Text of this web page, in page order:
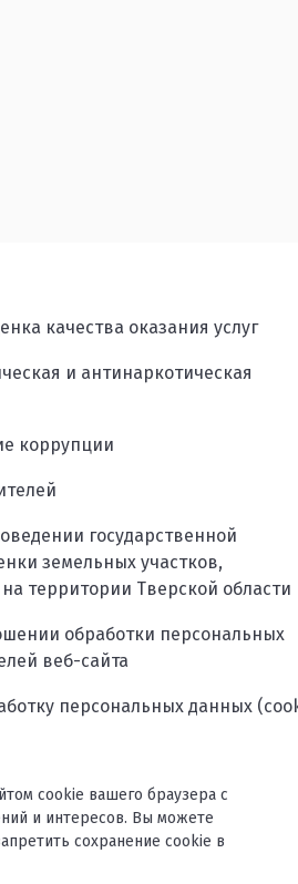
качества оказания услуг
и антинаркотическая
коррупции
государственной
земельных участков,
территории Тверской области
обработки персональных
веб-сайта
персональных данных
cookie вашего браузера с
и интересов. Вы можете
сохранение cookie в